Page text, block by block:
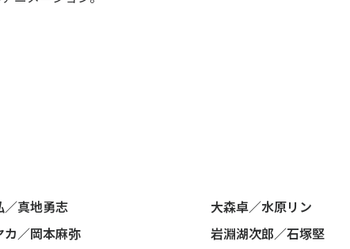
／真地勇志
大森卓／水原リン
カ／岡本麻弥
岩淵湖次郎／石塚堅